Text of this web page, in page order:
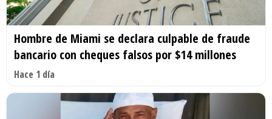
Hombre de Miami se declara culpable de fraude
bancario con cheques falsos por $14 millones
Hace 1 día